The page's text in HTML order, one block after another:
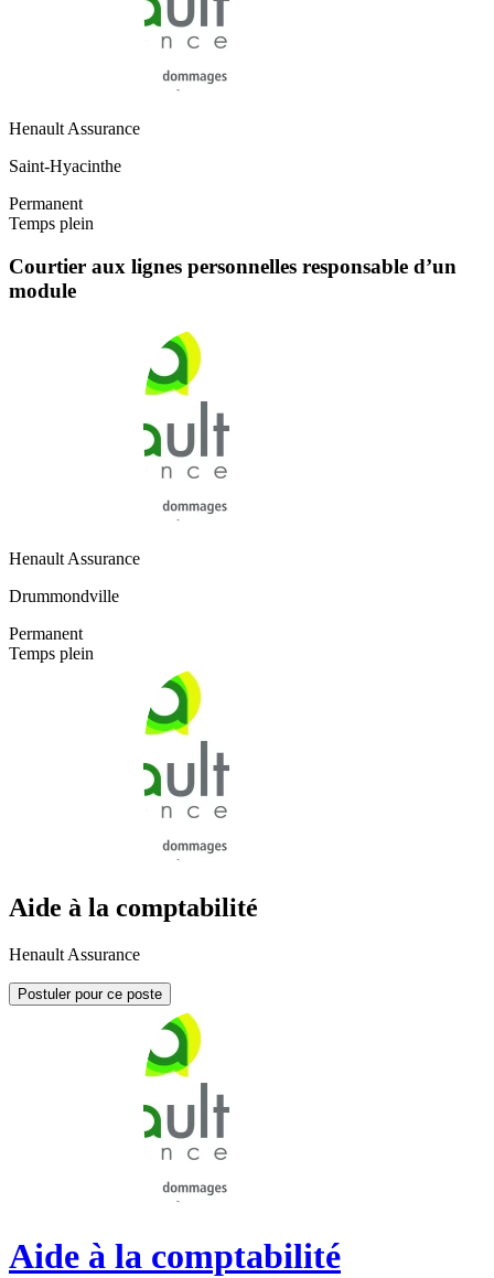
Henault Assurance
Saint-Hyacinthe
Permanent
Temps plein
Courtier aux lignes personnelles responsable d’un
module
Henault Assurance
Drummondville
Permanent
Temps plein
Aide à la comptabilité
Henault Assurance
Postuler pour ce poste
Aide à la comptabilité